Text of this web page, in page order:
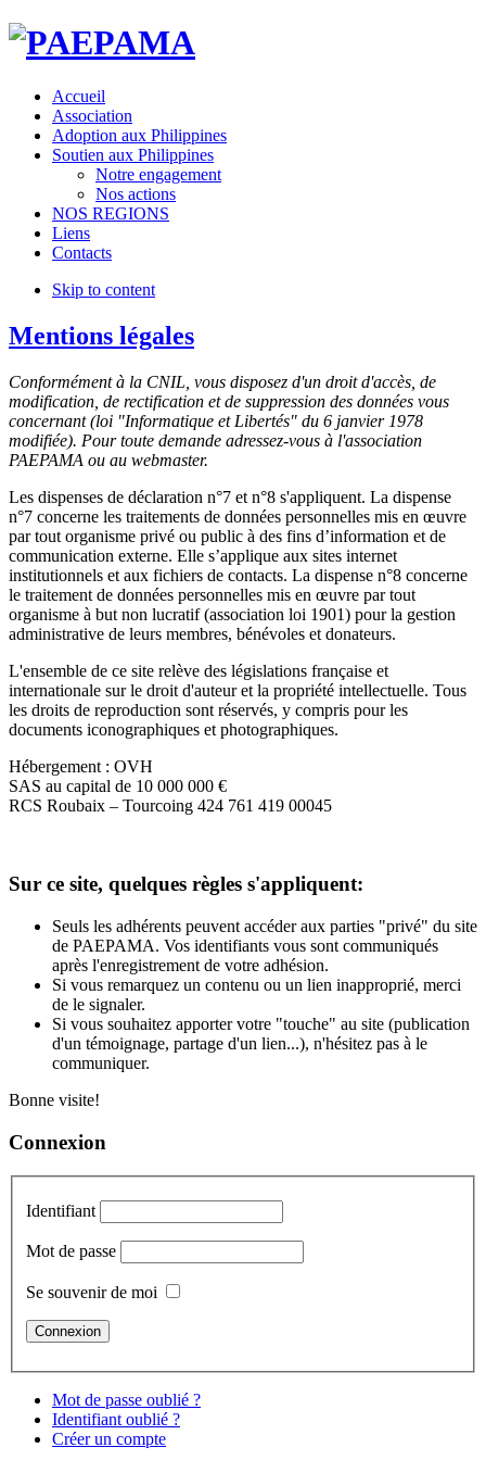
Accueil
Association
Adoption aux Philippines
Soutien aux Philippines
Notre engagement
Nos actions
NOS REGIONS
Liens
Contacts
Skip to content
Mentions légales
Conformément à la CNIL, vous disposez d'un droit d'accès, de
modification, de rectification et de suppression des données vous
concernant (loi "Informatique et Libertés" du 6 janvier 1978
modifiée). Pour toute demande adressez-vous à l'association
PAEPAMA ou au webmaster.
Les dispenses de déclaration n°7 et n°8 s'appliquent. La dispense
n°7 concerne les traitements de données personnelles mis en œuvre
par tout organisme privé ou public à des fins d’information et de
communication externe. Elle s’applique aux sites internet
institutionnels et aux fichiers de contacts. La dispense n°8 concerne
le traitement de données personnelles mis en œuvre par tout
organisme à but non lucratif (association loi 1901) pour la gestion
administrative de leurs membres, bénévoles et donateurs.
L'ensemble de ce site relève des législations française et
internationale sur le droit d'auteur et la propriété intellectuelle. Tous
les droits de reproduction sont réservés, y compris pour les
documents iconographiques et photographiques.
Hébergement : OVH
SAS au capital de 10 000 000 €
RCS Roubaix – Tourcoing 424 761 419 00045
Sur ce site, quelques règles s'appliquent:
Seuls les adhérents peuvent accéder aux parties "privé" du site
de PAEPAMA. Vos identifiants vous sont communiqués
après l'enregistrement de votre adhésion.
Si vous remarquez un contenu ou un lien inapproprié, merci
de le signaler.
Si vous souhaitez apporter votre "touche" au site (publication
d'un témoignage, partage d'un lien...), n'hésitez pas à le
communiquer.
Bonne visite!
Connexion
Identifiant
Mot de passe
Se souvenir de moi
Mot de passe oublié ?
Identifiant oublié ?
Créer un compte